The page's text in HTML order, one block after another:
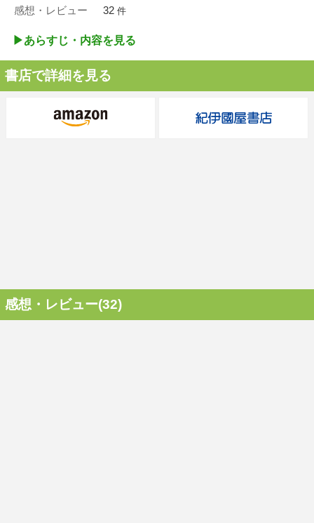
感想・レビュー 32 件
▶︎あらすじ・内容を見る
書店で詳細を見る
感想・レビュー(32)